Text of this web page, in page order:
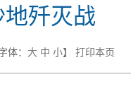
歼灭战
体： 大 中 小】 打印本页